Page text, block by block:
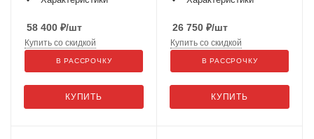
JTC-5240
58 400 ₽/шт
КУПИТЬ
Купить со скидкой
В РАССРОЧКУ
автомобилей кейс JTC-
26 750 ₽/шт
КУПИТЬ
Купить со скидкой
В РАССРОЧКУ